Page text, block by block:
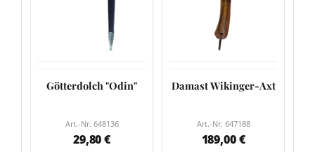
Götterdolch "Odin"
Art.-Nr. 648136
29,80 €
Damast Wikinger-Axt
Art.-Nr. 647188
189,00 €